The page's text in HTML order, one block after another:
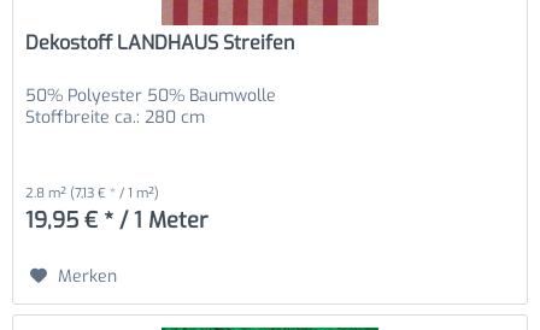
Dekostoff LANDHAUS Streifen
50% Polyester 50% Baumwolle
Stoffbreite ca.: 280 cm
2.8 m² (7,13 € * / 1 m²)
19,95 € * / 1 Meter
Merken